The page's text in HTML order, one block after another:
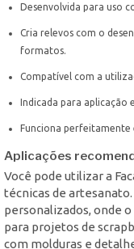
Desenvolvida para uso
Cria relevos com o
formatos.
Compatível com a
Indicada para aplicação
Funciona perfeitamente
Aplicações
Você pode utilizar a
técnicas de
personalizados, onde
para projetos de
com molduras e